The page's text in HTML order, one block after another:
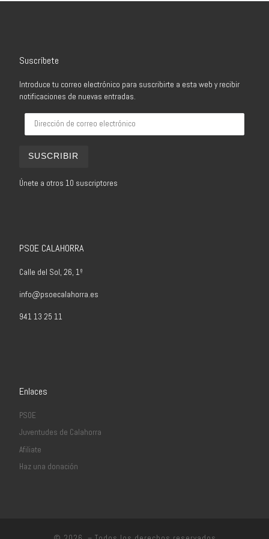
Suscríbete
Introduce tu correo electrónico para suscribirte a esta web y recibir
notificaciones de nuevas entradas.
SUSCRIBIR
Únete a otros 10 suscriptores
PSOE CALAHORRA
Calle del Sol, 26, 1º
info@psoecalahorra.es
941 13 25 11
Enlaces
PSOE
Juventudes de Calahorra
Afiliate
Haz una donación